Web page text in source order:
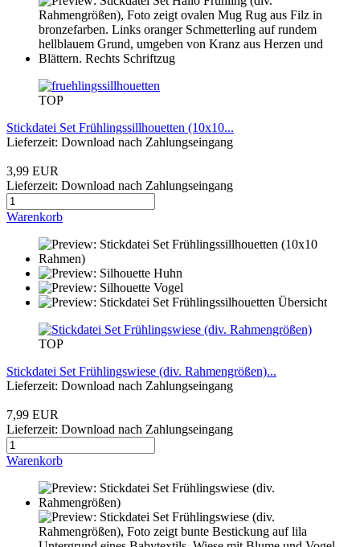
TOP
Stickdatei Set Frühlingssillhouetten (10x10...
Lieferzeit: Download nach Zahlungseingang
3,99 EUR
Lieferzeit: Download nach Zahlungseingang
Warenkorb
TOP
Stickdatei Set Frühlingswiese (div. Rahmengrößen)...
Lieferzeit: Download nach Zahlungseingang
7,99 EUR
Lieferzeit: Download nach Zahlungseingang
Warenkorb